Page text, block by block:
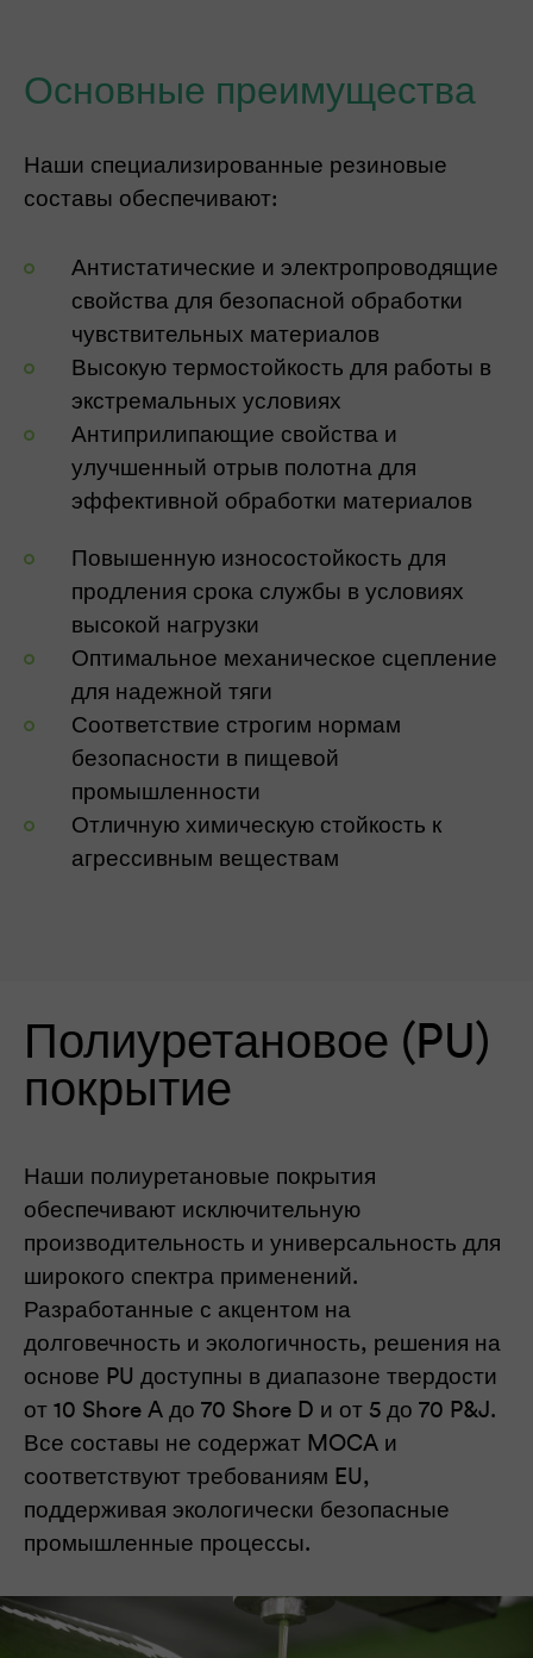
Основные преимущества
Наши специализированные резиновые
составы обеспечивают:
Антистатические и электропроводящие
свойства для безопасной обработки
чувствительных материалов
Высокую термостойкость для работы в
экстремальных условиях
Антиприлипающие свойства и
улучшенный отрыв полотна для
эффективной обработки материалов
Повышенную износостойкость для
продления срока службы в условиях
высокой нагрузки
Оптимальное механическое сцепление
для надежной тяги
Соответствие строгим нормам
безопасности в пищевой
промышленности
Отличную химическую стойкость к
агрессивным веществам
Полиуретановое (PU)
покрытие
Наши полиуретановые покрытия
обеспечивают исключительную
производительность и универсальность для
широкого спектра применений.
Разработанные с акцентом на
долговечность и экологичность, решения на
основе PU доступны в диапазоне твердости
от 10 Shore A до 70 Shore D и от 5 до 70 P&J.
Все составы не содержат MOCA и
соответствуют требованиям EU,
поддерживая экологически безопасные
промышленные процессы.